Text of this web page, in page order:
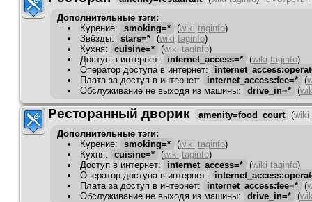
Дополнительные тэги:
Курение: smoking=* (wiki taginfo)
Звёзды: stars=* (wiki taginfo)
Кухня: cuisine=* (wiki taginfo)
Доступ в интернет: internet_access=* (wiki taginfo)
Оператор доступа в интернет:
Плата за доступ в интернет: internet_access:fee=* (
Обслуживание не выходя из машины: drive_in=* (
Ресторанный дворик amenity=food_court (wiki
Дополнительные тэги:
Курение: smoking=* (wiki taginfo)
Кухня: cuisine=* (wiki taginfo)
Доступ в интернет: internet_access=* (wiki taginfo)
Оператор доступа в интернет:
Плата за доступ в интернет: internet_access:fee=* (
Обслуживание не выходя из машины: drive_in=* (